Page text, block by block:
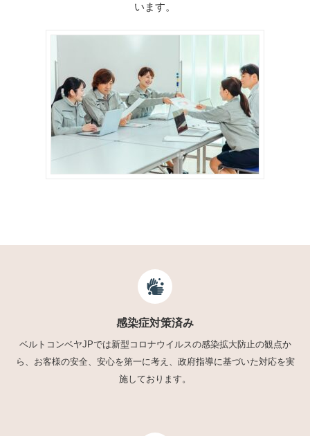
います。
感染症対策済み
ベルトコンベヤJPでは新型コロナウイルスの感染拡大防止の観点か
ら、お客様の安全、安心を第一に考え、政府指導に基づいた対応を実
施しております。